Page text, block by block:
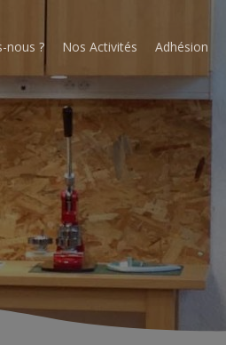
nous ? Nos Activités Adhésion